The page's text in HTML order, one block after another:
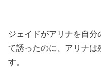
ジェイドがアリナを自
て誘ったのに、アリナ
す。